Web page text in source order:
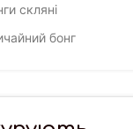
скляні
бонг